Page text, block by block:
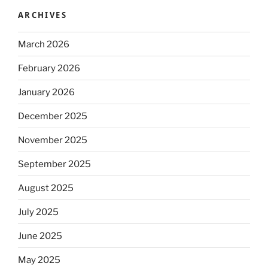
ARCHIVES
March 2026
February 2026
January 2026
December 2025
November 2025
September 2025
August 2025
July 2025
June 2025
May 2025